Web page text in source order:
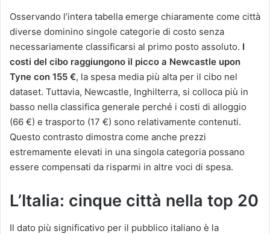
Osservando l’intera tabella emerge chiaramente come città
diverse dominino singole categorie di costo senza
necessariamente classificarsi al primo posto assoluto. I
costi del cibo raggiungono il picco a Newcastle upon
Tyne con 155 €, la spesa media più alta per il cibo nel
dataset. Tuttavia, Newcastle, Inghilterra, si colloca più in
basso nella classifica generale perché i costi di alloggio
(66 €) e trasporto (17 €) sono relativamente contenuti.
Questo contrasto dimostra come anche prezzi
estremamente elevati in una singola categoria possano
essere compensati da risparmi in altre voci di spesa.
L’Italia: cinque città nella top 20
Il dato più significativo per il pubblico italiano è la